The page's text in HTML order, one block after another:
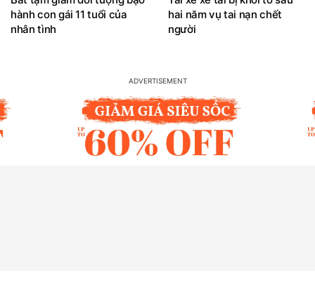
hành con gái 11 tuổi của
nhân tình
hai năm vụ tai nạn chết
người